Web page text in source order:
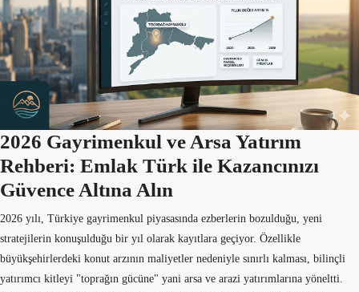
2026 Gayrimenkul ve Arsa Yatırım
Rehberi: Emlak Türk ile Kazancınızı
Güvence Altına Alın
2026 yılı, Türkiye gayrimenkul piyasasında ezberlerin bozulduğu, yeni
stratejilerin konuşulduğu bir yıl olarak kayıtlara geçiyor. Özellikle
büyükşehirlerdeki konut arzının maliyetler nedeniyle sınırlı kalması, bilinçli
yatırımcı kitleyi "toprağın gücüne" yani arsa ve arazi yatırımlarına yöneltti.